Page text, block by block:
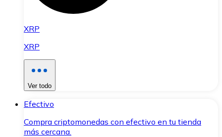
XRP
XRP
Ver todo
Efectivo
Compra criptomonedas con efectivo en tu tienda
más cercana.